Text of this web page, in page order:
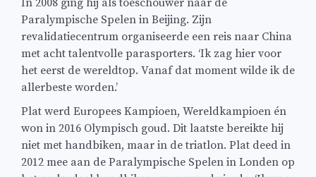
In 2008 ging hij als toeschouwer naar de
Paralympische Spelen in Beijing. Zijn
revalidatiecentrum organiseerde een reis naar China
met acht talentvolle parasporters. ‘Ik zag hier voor
het eerst de wereldtop. Vanaf dat moment wilde ik de
allerbeste worden.’
Plat werd Europees Kampioen, Wereldkampioen én
won in 2016 Olympisch goud. Dit laatste bereikte hij
niet met handbiken, maar in de triatlon. Plat deed in
2012 mee aan de Paralympische Spelen in Londen op